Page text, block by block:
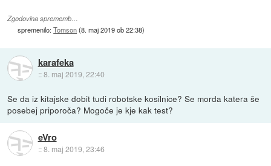
Zgodovina sprememb…
spremenilo:Tomson(8. maj 2019 ob 22:38)
karafeka
::8. maj 2019, 22:40
Se da iz kitajske dobit tudi robotske kosilnice? Se morda katera še
posebej priporoča? Mogoče je kje kak test?
eVro
::8. maj 2019, 23:46